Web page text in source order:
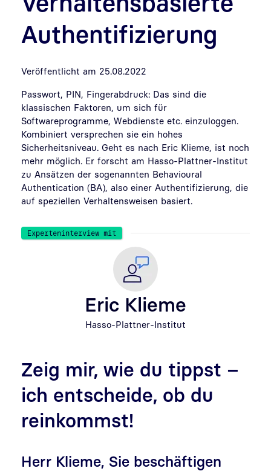
Authentifizierung
Veröffentlicht am 25.08.2022
Passwort, PIN, Fingerabdruck: Das sind die
klassischen Faktoren, um sich für
Softwareprogramme, Webdienste etc. einzuloggen.
Kombiniert versprechen sie ein hohes
Sicherheitsniveau. Geht es nach Eric Klieme, ist noch
mehr möglich. Er forscht am Hasso-Plattner-Institut
zu Ansätzen der sogenannten Behavioural
Authentication (BA), also einer Authentifizierung, die
auf speziellen Verhaltensweisen basiert.
Experteninterview mit
Eric Klieme
Hasso-Plattner-Institut
Zeig mir, wie du tippst –
ich entscheide, ob du
reinkommst!
Herr Klieme, Sie beschäftigen